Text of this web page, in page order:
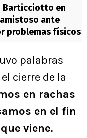
Barticciotto en
ante
problemas físicos
palabras
cierre de la
en rachas
en el fin
viene.